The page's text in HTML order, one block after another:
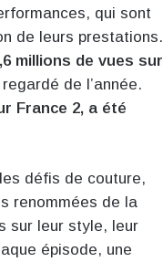
qui sont
de leurs prestations.
millions de vues sur
de l’année.
France 2, a été
défis de couture,
renommées de la
sur leur style, leur
épisode, une